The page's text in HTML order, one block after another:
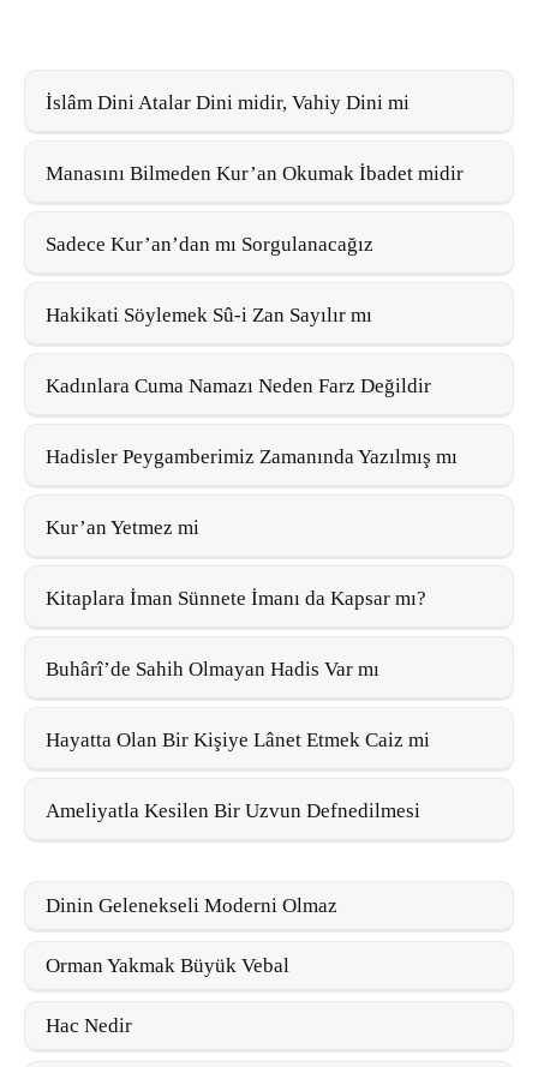
İslâm Dini Atalar Dini midir, Vahiy Dini mi
Manasını Bilmeden Kur’an Okumak İbadet midir
Sadece Kur’an’dan mı Sorgulanacağız
Hakikati Söylemek Sû-i Zan Sayılır mı
Kadınlara Cuma Namazı Neden Farz Değildir
Hadisler Peygamberimiz Zamanında Yazılmış mı
Kur’an Yetmez mi
Kitaplara İman Sünnete İmanı da Kapsar mı?
Buhârî’de Sahih Olmayan Hadis Var mı
Hayatta Olan Bir Kişiye Lânet Etmek Caiz mi
Ameliyatla Kesilen Bir Uzvun Defnedilmesi
Dinin Gelenekseli Moderni Olmaz
Orman Yakmak Büyük Vebal
Hac Nedir